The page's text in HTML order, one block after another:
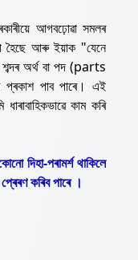
আগবঢ়োৱা সমলৰ
আৰু ইয়াক "যেনে
অৰ্থ বা পদ (parts
পাব পাৰে। এই
কাম কৰি
দিহা-পৰামৰ্শ থাকিলে
কৰিব পাৰে ।